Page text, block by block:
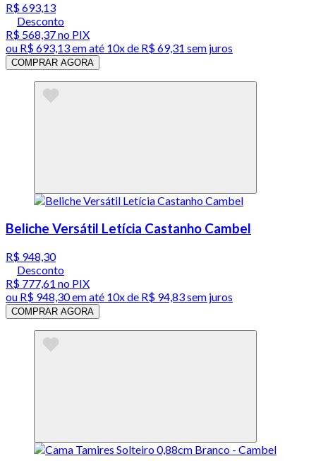
R$ 693,13
Desconto
R$ 568,37no PIX
ou R$ 693,13em até 10x de R$ 69,31 sem juros
COMPRAR AGORA
Beliche Versátil Letícia Castanho Cambel
R$ 948,30
Desconto
R$ 777,61 no PIX
ou R$ 948,30em até 10x de R$ 94,83 sem juros
COMPRAR AGORA